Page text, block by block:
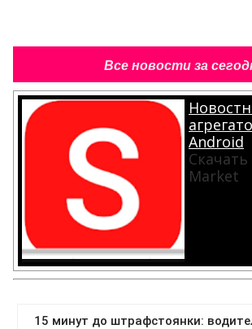
Все новости за
Android
Скачать
Market